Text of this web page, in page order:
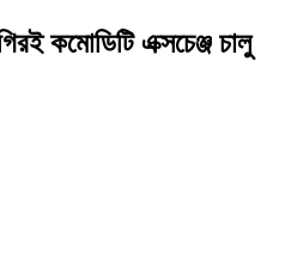
কমোডিটি এক্সচেঞ্জ চালু